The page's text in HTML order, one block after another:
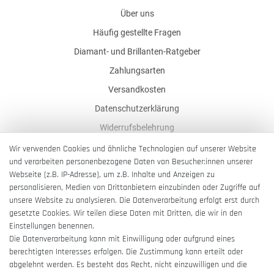
Über uns
Häufig gestellte Fragen
Diamant- und Brillanten-Ratgeber
Zahlungsarten
Versandkosten
Datenschutzerklärung
Widerrufsbelehrung
AGB
Impressum
Barrierefreiheitserklärung
Vertrag widerrufen
Wir verwenden Cookies und ähnliche Technologien auf unserer Website
und verarbeiten personenbezogene Daten von Besucher:innen unserer
Webseite (z.B. IP-Adresse), um z.B. Inhalte und Anzeigen zu
personalisieren, Medien von Drittanbietern einzubinden oder Zugriffe auf
unsere Website zu analysieren. Die Datenverarbeitung erfolgt erst durch
gesetzte Cookies. Wir teilen diese Daten mit Dritten, die wir in den
Einstellungen benennen.
Die Datenverarbeitung kann mit Einwilligung oder aufgrund eines
berechtigten Interesses erfolgen. Die Zustimmung kann erteilt oder
abgelehnt werden. Es besteht das Recht, nicht einzuwilligen und die